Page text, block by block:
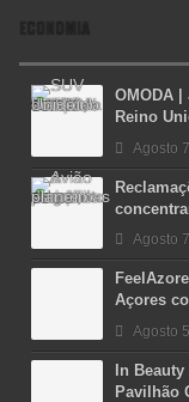
ECONOMIA
OMODA |
Reino
Agosto
Agosto
Açores
Agosto
In
Pavilhão